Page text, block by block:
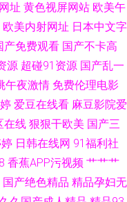
航 91在线观看免费高清视频
丝一区 色老六综合 91白丝
卡一区
址 黄色视屏网站 欧美午
欧美内射网址 日本中文字
产免费观看 国产不卡高
源 超碰91资源 国产乱一
午夜激情 免费伦理电影
爱豆在线看 麻豆影院爱
在线 狠狠干欧美 国产三
日韩在线网 91福利社
香蕉APP污视频 艹艹艹
国产绝色精品 精品孕妇无